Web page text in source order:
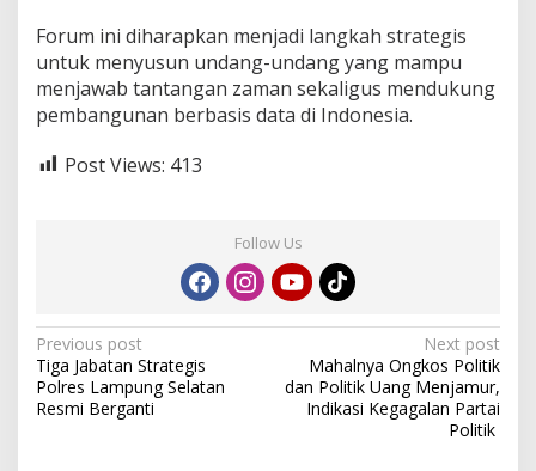
Forum ini diharapkan menjadi langkah strategis
untuk menyusun undang-undang yang mampu
menjawab tantangan zaman sekaligus mendukung
pembangunan berbasis data di Indonesia.
Post Views: 413
Follow Us
P
o
s
Previous post
Tiga Jabatan Strategis
Polres Lampung Selatan
Resmi Berganti
Next post
Mahalnya Ongkos Politik
dan Politik Uang Menjamur,
Indikasi Kegagalan Partai
Politik